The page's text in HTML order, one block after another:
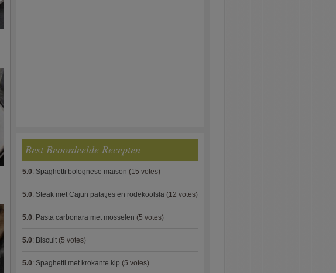
Best Beoordeelde Recepten
5.0: Spaghetti bolognese maison (15 votes)
5.0: Steak met Cajun patatjes en rodekoolsla (12 votes)
5.0: Pasta carbonara met mosselen (5 votes)
5.0: Biscuit (5 votes)
5.0: Spaghetti met krokante kip (5 votes)